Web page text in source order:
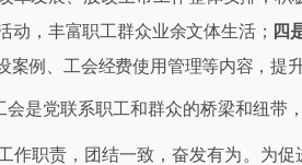
动， 丰富职工群众业余文体生活； 四
案例、工会经费使用管理等内容，提
会是党联系职工和群众的桥梁和纽带
作职责，团结一致，奋发有为。为